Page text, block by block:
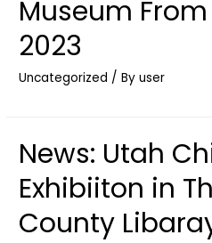
Museum
2023
Uncategorized / Byuser
News: Utah
Exhibiiton in
County